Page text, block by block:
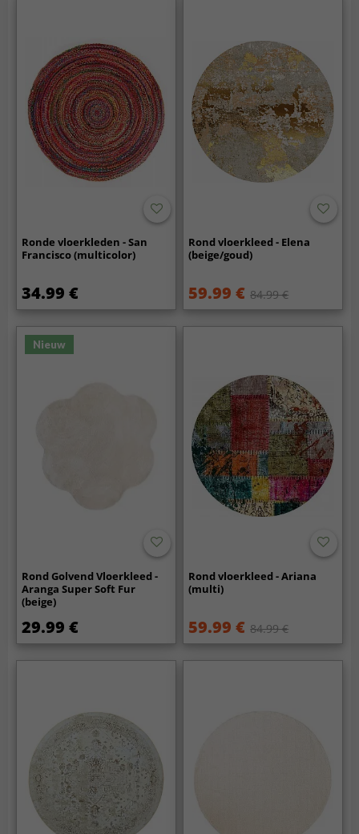
Ronde vloerkleden - San
Francisco (multicolor)
34.99 €
Rond vloerkleed - Elena
(beige/goud)
59.99 € 84.99 €
Nieuw
Rond Golvend Vloerkleed -
Aranga Super Soft Fur
(beige)
29.99 €
Rond vloerkleed - Ariana
(multi)
59.99 € 84.99 €